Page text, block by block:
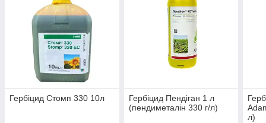
Гербіцид Стомп 330 10л
Гербіцид Пендіган 1 л
(пендиметалін 330 г/л)
л)